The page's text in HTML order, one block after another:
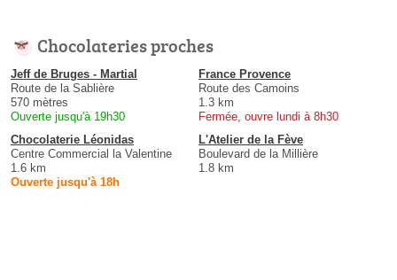
Chocolateries proches
Jeff de Bruges - Martial
Route de la Sablière
570 mètres
Ouverte jusqu'à 19h30
France Provence
Route des Camoins
1.3 km
Fermée, ouvre lundi à 8h30
Chocolaterie Léonidas
Centre Commercial la Valentine
1.6 km
Ouverte jusqu'à 18h
L'Atelier de la Fève
Boulevard de la Millière
1.8 km